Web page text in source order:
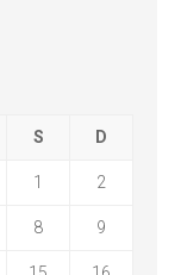
S D
1 2
8 9